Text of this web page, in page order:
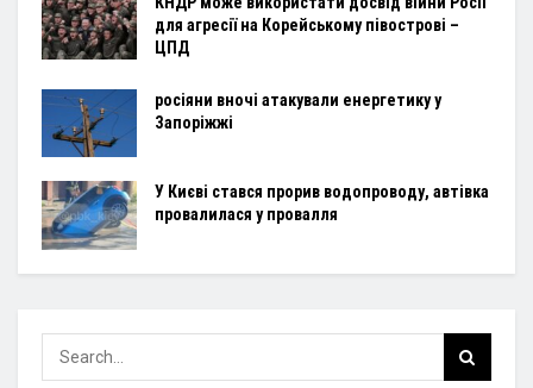
для агресії на Корейському півострові –
ЦПД
росіяни вночі атакували енергетику у
Запоріжжі
У Києві стався прорив водопроводу, автівка
провалилася у провалля